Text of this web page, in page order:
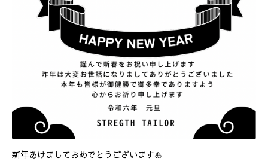
新年あけましておめでとうございます🎍